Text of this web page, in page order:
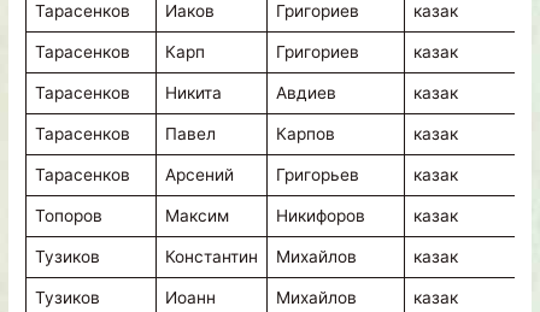
Тарасенков Иаков Григориев казак
Тарасенков Карп Григориев казак
Тарасенков Никита Авдиев казак
Тарасенков Павел Карпов казак
Тарасенков Арсений Григорьев казак
Топоров Максим Никифоров казак
Тузиков Константин Михайлов казак
Тузиков Иоанн Михайлов казак